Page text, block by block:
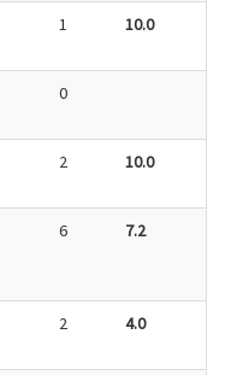
1 10.0
0
2 10.0
6 7.2
2 4.0